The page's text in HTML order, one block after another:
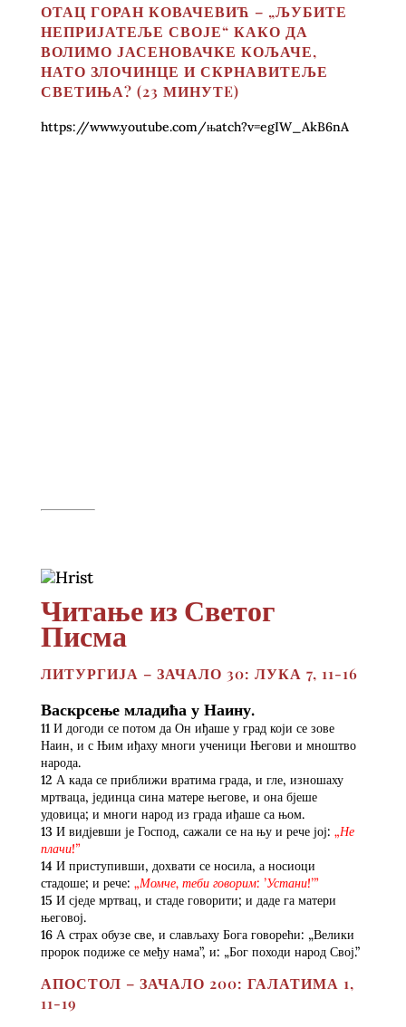
ОТАЦ ГОРАН КОВАЧЕВИЋ – „ЉУБИТЕ
НЕПРИЈАТЕЉЕ СВОЈЕ“ КАКО ДА
ВОЛИМО ЈАСЕНОВАЧКЕ КОЉАЧЕ,
НАТО ЗЛОЧИНЦЕ И СКРНАВИТЕЉЕ
СВЕТИЊА? (23 МИНУТE)
https://www.youtube.com/њatch?v=egIW_AkB6nA
Читање из Светог
Писма
ЛИТУРГИЈА – ЗАЧАЛО 30: ЛУКА 7, 11-16
Васкрсење младића у Наину.
11 И догоди се потом да Он иђаше у град који се зове
Наин, и с Њим иђаху многи ученици Његови и мноштво
народа.
12 А када се приближи вратима града, и гле, изношаху
мртваца, јединца сина матере његове, и она бјеше
удовица; и многи народ из града иђаше са њом.
13 И видјевши је Господ, сажали се на њу и рече јој: „Не
плачи!”
14 И приступивши, дохвати се носила, а носиоци
стадоше; и рече: „Момче, теби говорим: ’Устани!’”
15 И сједе мртвац, и стаде говорити; и даде га матери
његовој.
16 А страх обузе све, и слављаху Бога говорећи: „Велики
пророк подиже се међу нама”, и: „Бог походи народ Свој.”
АПОСТОЛ – ЗАЧАЛО 200: ГАЛАТИМА 1,
11-19